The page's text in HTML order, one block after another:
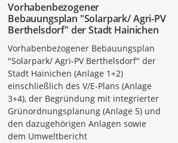
Vorhabenbezogener
Bebauungsplan "Solarpark/ Agri-PV
Berthelsdorf" der Stadt Hainichen
Vorhabenbezogener Bebauungsplan
"Solarpark/ Agri-PV Berthelsdorf" der
Stadt Hainichen (Anlage 1+2)
einschließlich des V/E-Plans (Anlage
3+4), der Begründung mit integrierter
Grünordnungsplanung (Anlage 5) und
den dazugehörigen Anlagen sowie
dem Umweltbericht